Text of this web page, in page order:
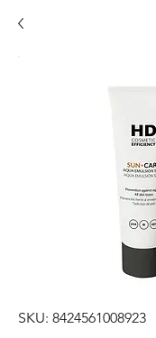
SKU: 8424561008923